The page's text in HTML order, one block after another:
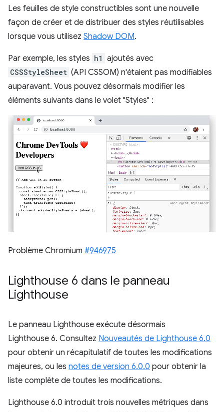
Les feuilles de style constructibles sont une nouvelle
façon de créer et de distribuer des styles réutilisables
lorsque vous utilisez Shadow DOM.
Par exemple, les styles h1 ajoutés avec
CSSStyleSheet (API CSSOM) n'étaient pas modifiables
auparavant. Vous pouvez désormais modifier les
éléments suivants dans le volet "Styles" :
Problème Chromium #946975
Lighthouse 6 dans le panneau
Lighthouse
Le panneau Lighthouse exécute désormais
Lighthouse 6. Consultez Nouveautés de Lighthouse 6.0
pour obtenir un récapitulatif de toutes les modifications
majeures, ou les notes de version 6.0.0 pour obtenir la
liste complète de toutes les modifications.
Lighthouse 6.0 introduit trois nouvelles métriques dans